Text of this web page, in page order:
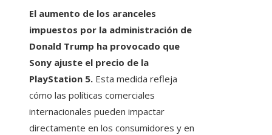
El aumento de los aranceles
impuestos por la administración de
Donald Trump ha provocado que
Sony ajuste el precio de la
PlayStation 5. Esta medida refleja
cómo las políticas comerciales
internacionales pueden impactar
directamente en los consumidores y en